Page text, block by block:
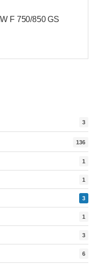
F 750/850 GS
3
136
1
1
3
1
3
6